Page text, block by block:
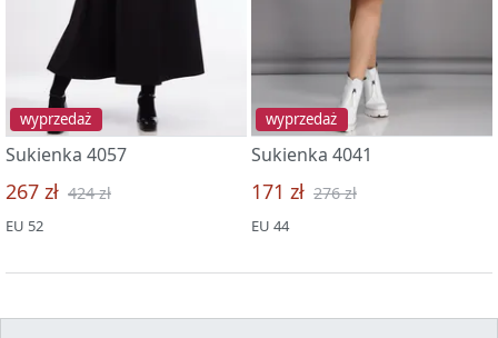
wyprzedaż
Sukienka 4057
267 zł 424 zł
EU 52
wyprzedaż
Sukienka 4041
171 zł 276 zł
EU 44